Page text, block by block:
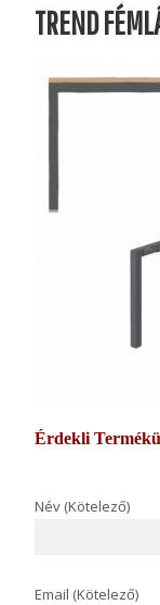
TREND
Érdekli
Név (Kötelező)
Email (Kötelező)